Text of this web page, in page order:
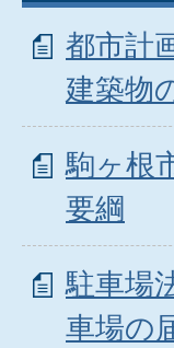
都市計
建築物
駒ヶ根
要綱
駐車場
車場の